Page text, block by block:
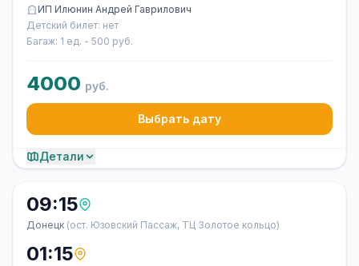
ИП Илюнин Андрей Гаврилович
Детский билет: нет
Багаж: 1 ед. - 500 руб.
4000 руб.
Выбрать дату
Детали
09:15
Донецк (ост. Юзовский Пассаж, ТЦ Золотое кольцо)
01:15